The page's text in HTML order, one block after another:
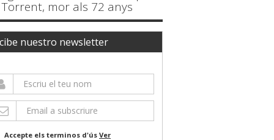
Torrent, mor als 72 anys
nuestro newsletter
Accepte els terminos d'ús Ver